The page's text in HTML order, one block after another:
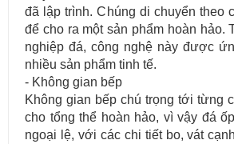
đã lập trình. Chúng di chuyển theo
để cho ra một sản phẩm hoàn hảo.
nghiệp đá, công nghệ này được
nhiều sản phẩm tinh tế.
- Không gian bếp
Không gian bếp chú trọng tới từng
cho tổng thể hoàn hảo, vì vậy đá
ngoại lệ, với các chi tiết bo, vát